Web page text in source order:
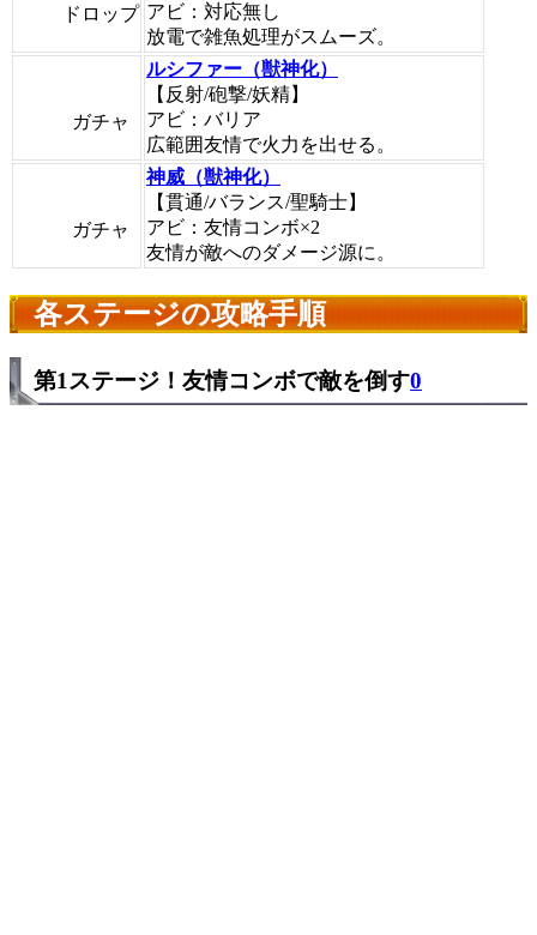
ドロップ アビ：対応無し
放電で雑魚処理がスムーズ。
ガチャ
ルシファー（獣神化）
【反射/砲撃/妖精】
アビ：バリア
広範囲友情で火力を出せる。
ガチャ
神威（獣神化）
【貫通/バランス/聖騎士】
アビ：友情コンボ×2
友情が敵へのダメージ源に。
各ステージの攻略手順
第1ステージ！友情コンボで敵を倒す0